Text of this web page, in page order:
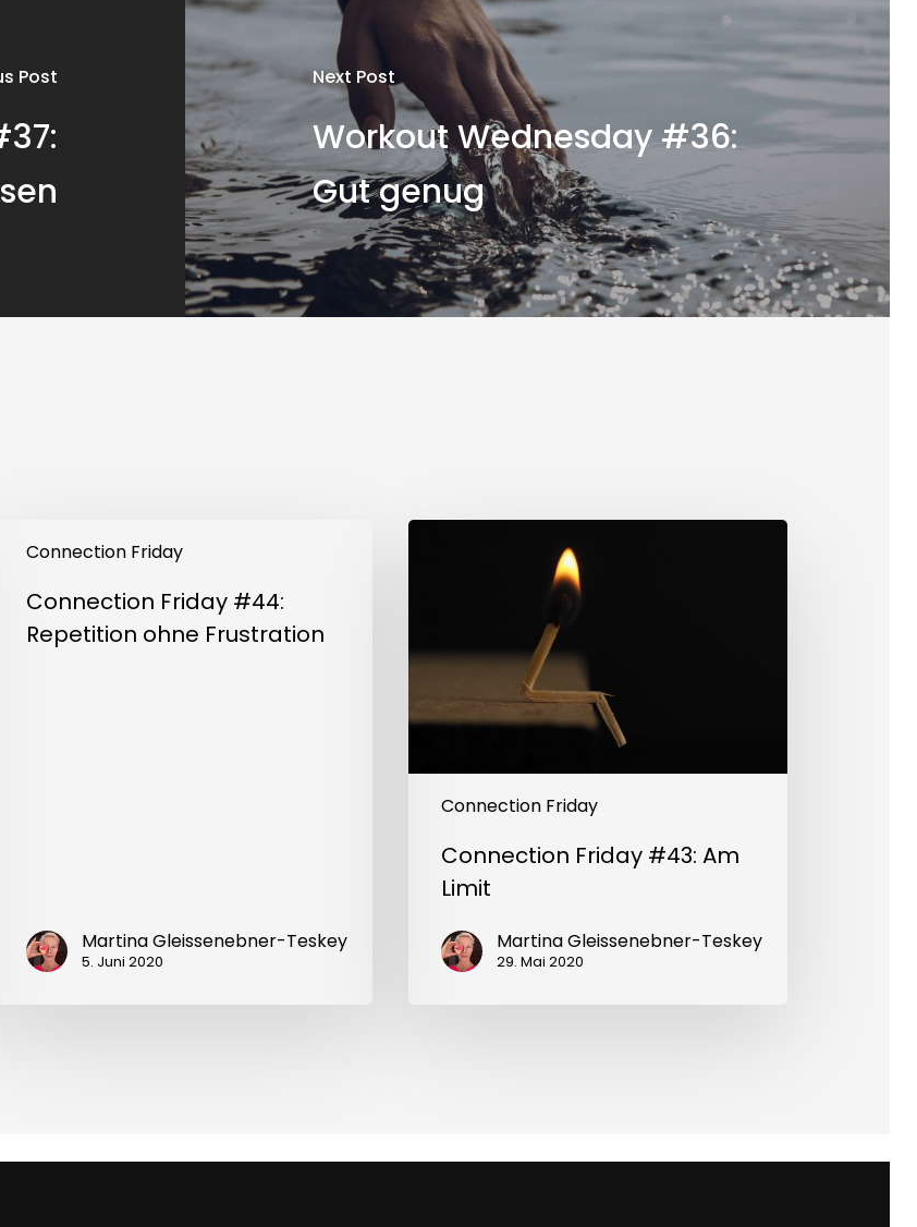
Post Next Post
Workout Wednesday #36:
Gut genug
Connection Friday
Friday
ohne
Frustration
Connection Friday #44:
Repetition ohne Frustration
Martina Gleissenebner-Teskey
5. Juni 2020
Connection Friday
Connection
Connection Friday #43: Am
Limit
Martina Gleissenebner-Teskey
29. Mai 2020